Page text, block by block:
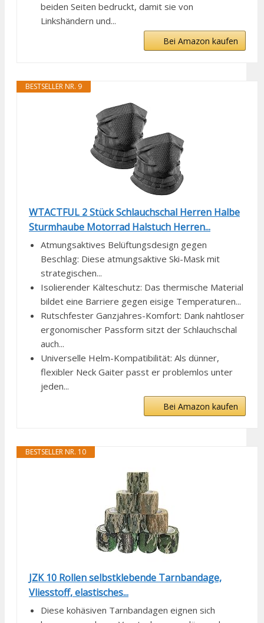
beiden Seiten bedruckt, damit sie von
Linkshändern und...
Bei Amazon kaufen
BESTSELLER NR. 9
WTACTFUL 2 Stück Schlauchschal Herren Halbe
Sturmhaube Motorrad Halstuch Herren...
Atmungsaktives Belüftungsdesign gegen
Beschlag: Diese atmungsaktive Ski-Mask mit
strategischen...
Isolierender Kälteschutz: Das thermische Material
bildet eine Barriere gegen eisige Temperaturen...
Rutschfester Ganzjahres-Komfort: Dank nahtloser
ergonomischer Passform sitzt der Schlauchschal
auch...
Universelle Helm-Kompatibilität: Als dünner,
flexibler Neck Gaiter passt er problemlos unter
jeden...
Bei Amazon kaufen
BESTSELLER NR. 10
JZK 10 Rollen selbstklebende Tarnbandage,
Vliesstoff, elastisches...
Diese kohäsiven Tarnbandagen eignen sich